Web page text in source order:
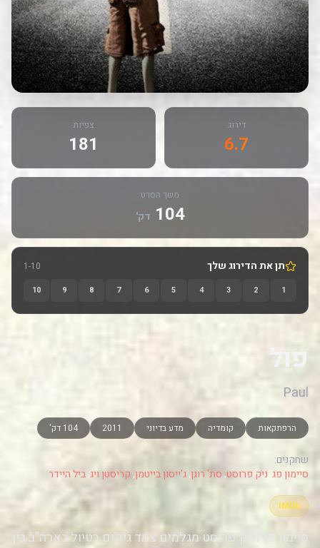
דירוג
6.7
צפיות
181
משך הסרט
104 דק'
תן את הדירוג שלך 1-10
1
2
3
4
5
6
7
8
9
10
פול
Paul
הרפתקאות קומדיה מדע בדיוני 2011 104 דק'
שחקנים:
סיימון פג ניק פרוסט,סת' רוגן,ג'ייסון בייטמן,קריסטן ויג,ביל היידר
IMDb
סיימון פג וניק פרוסט מגלמים צמד גיקים בטיול בארה"ב בין